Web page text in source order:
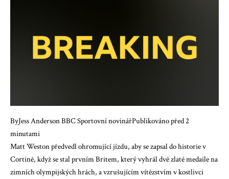
ByJess Anderson BBC Sportovní novinářPublikováno před 2
minutami
Matt Weston předvedl ohromující jízdu, aby se zapsal do historie v
Cortině, když se stal prvním Britem, který vyhrál dvě zlaté medaile na
zimních olympijských hrách, a vzrušujícím vítězstvím v kostlivci